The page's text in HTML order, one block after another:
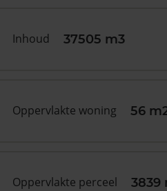
Inhoud 37505 m3
Oppervlakte woning 56
Oppervlakte perceel 3839